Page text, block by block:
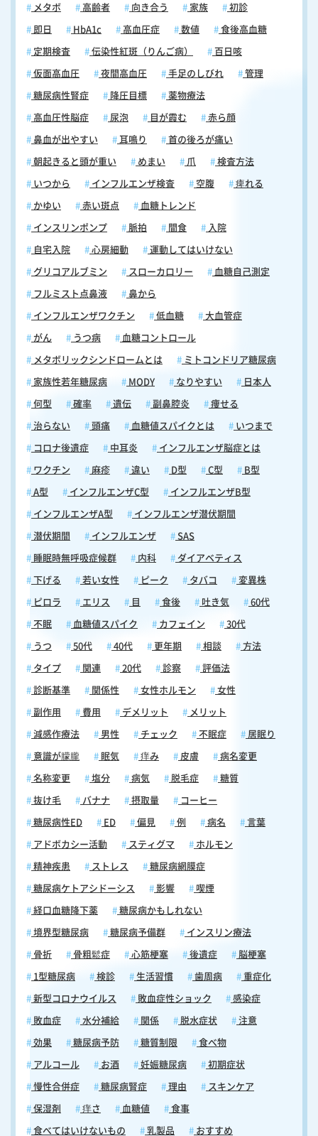
メタボ 高齢者 向き合う 家族 初診
即日 HbA1c 高血圧症 数値 食後高血糖
定期検査 伝染性紅斑（りんご病） 百日咳
仮面高血圧 夜間高血圧 手足のしびれ 管理
糖尿病性腎症 降圧目標 薬物療法
高血圧性脳症 尿泡 目が霞む 赤ら顔
鼻血が出やすい 耳鳴り 首の後ろが痛い
朝起きると頭が重い めまい 爪 検査方法
いつから インフルエンザ検査 空腹 痺れる
かゆい 赤い斑点 血糖トレンド
インスリンポンプ 脈拍 間食 入院
自宅入院 心房細動 運動してはいけない
グリコアルブミン スローカロリー 血糖自己測定
フルミスト点鼻液 鼻から
インフルエンザワクチン 低血糖 大血管症
がん うつ病 血糖コントロール
メタボリックシンドロームとは ミトコンドリア糖尿病
家族性若年糖尿病 MODY なりやすい 日本人
何型 確率 遺伝 副鼻腔炎 痩せる
治らない 頭痛 血糖値スパイクとは いつまで
コロナ後遺症 中耳炎 インフルエンザ脳症とは
ワクチン 麻疹 違い D型 C型 B型
A型 インフルエンザC型 インフルエンザB型
インフルエンザA型 インフルエンザ潜伏期間
潜伏期間 インフルエンザ SAS
睡眠時無呼吸症候群 内科 ダイアベティス
下げる 若い女性 ピーク タバコ 変異株
ピロラ エリス 目 食後 吐き気 60代
不眠 血糖値スパイク カフェイン 30代
うつ 50代 40代 更年期 相談 方法
タイプ 関連 20代 診察 評価法
診断基準 関係性 女性ホルモン 女性
副作用 費用 デメリット メリット
減感作療法 男性 チェック 不眠症 居眠り
意識が朦朧 眠気 痒み 皮膚 病名変更
名称変更 塩分 病気 脱毛症 糖質
抜け毛 バナナ 摂取量 コーヒー
糖尿病性ED ED 偏見 例 病名 言葉
アドボカシー活動 スティグマ ホルモン
精神疾患 ストレス 糖尿病網膜症
糖尿病ケトアシドーシス 影響 喫煙
経口血糖降下薬 糖尿病かもしれない
境界型糖尿病 糖尿病予備群 インスリン療法
骨折 骨粗鬆症 心筋梗塞 後遺症 脳梗塞
1型糖尿病 検診 生活習慣 歯周病 重症化
新型コロナウイルス 敗血症性ショック 感染症
敗血症 水分補給 関係 脱水症状 注意
効果 糖尿病予防 糖質制限 食べ物
アルコール お酒 妊娠糖尿病 初期症状
慢性合併症 糖尿病腎症 理由 スキンケア
保湿剤 痒さ 血糖値 食事
食べてはいけないもの 乳製品 おすすめ